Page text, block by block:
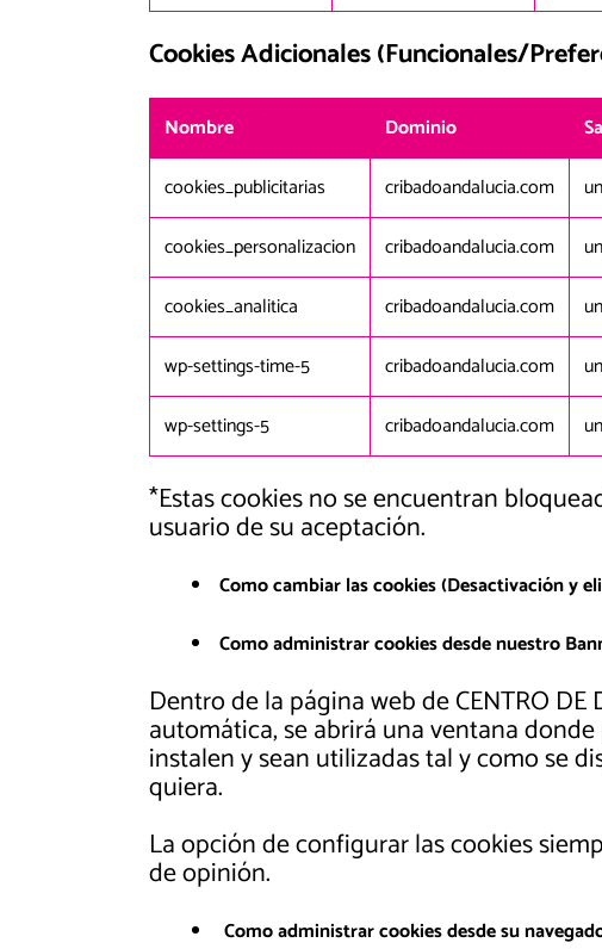
Cookies Adicionales (Funcionales/
Nombre Dominio
cookies_publicitarias
cribadoandalucia.com
cookies_personalizacion
cribadoandalucia.com
cookies_analitica
cribadoandalucia.com
wp-settings-time-5
cribadoandalucia.com
wp-settings-5
cribadoandalucia.com
*Estas cookies no se encuentran
usuario de su aceptación.
Como cambiar las cookies (Desactivación y
Como administrar cookies desde nuestro
Dentro de la página web de CENTRO
automática, se abrirá una ventana
instalen y sean utilizadas tal y como se
quiera.
La opción de configurar las cookies
de opinión.
Como administrar cookies desde su